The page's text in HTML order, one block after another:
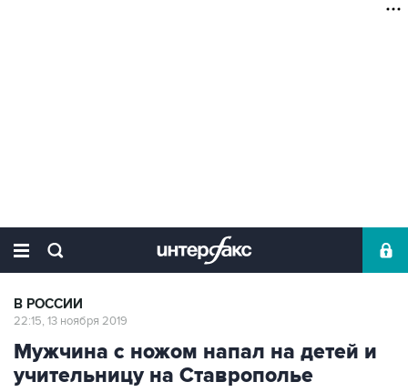
В РОССИИ
22:15, 13 ноября 2019
Мужчина с ножом напал на детей и
учительницу на Ставрополье